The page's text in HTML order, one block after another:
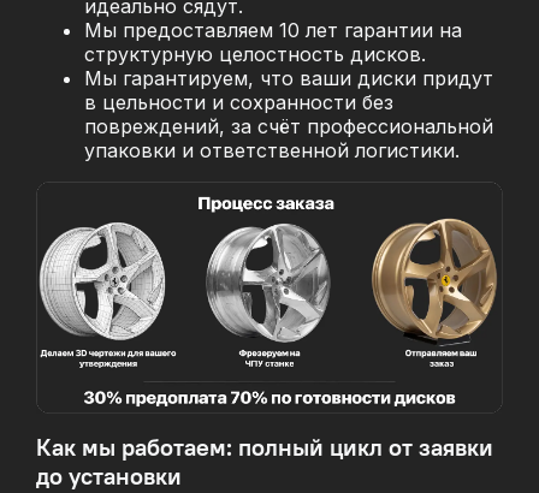
идеально сядут.
Мы предоставляем 10 лет гарантии на
структурную целостность дисков.
Мы гарантируем, что ваши диски придут
в цельности и сохранности без
повреждений, за счёт профессиональной
упаковки и ответственной логистики.
Как мы работаем: полный цикл от заявки
до установки